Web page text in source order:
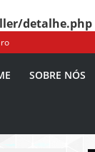
detalhe.php
SOBRE NÓS